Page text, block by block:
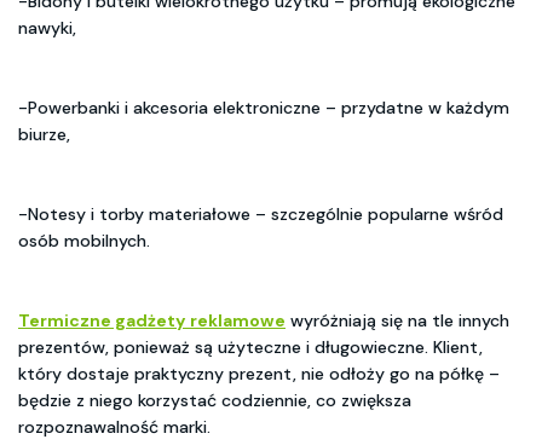
nawyki,
-Powerbanki i akcesoria elektroniczne – przydatne w każdym
biurze,
-Notesy i torby materiałowe – szczególnie popularne wśród
osób mobilnych.
Termiczne gadżety reklamowe wyróżniają się na tle innych
prezentów, ponieważ są użyteczne i długowieczne. Klient,
który dostaje praktyczny prezent, nie odłoży go na półkę –
będzie z niego korzystać codziennie, co zwiększa
rozpoznawalność marki.